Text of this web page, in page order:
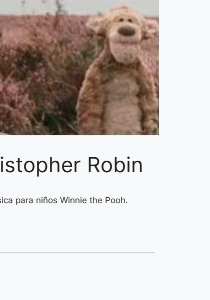
Robin
para niños Winnie the Pooh.